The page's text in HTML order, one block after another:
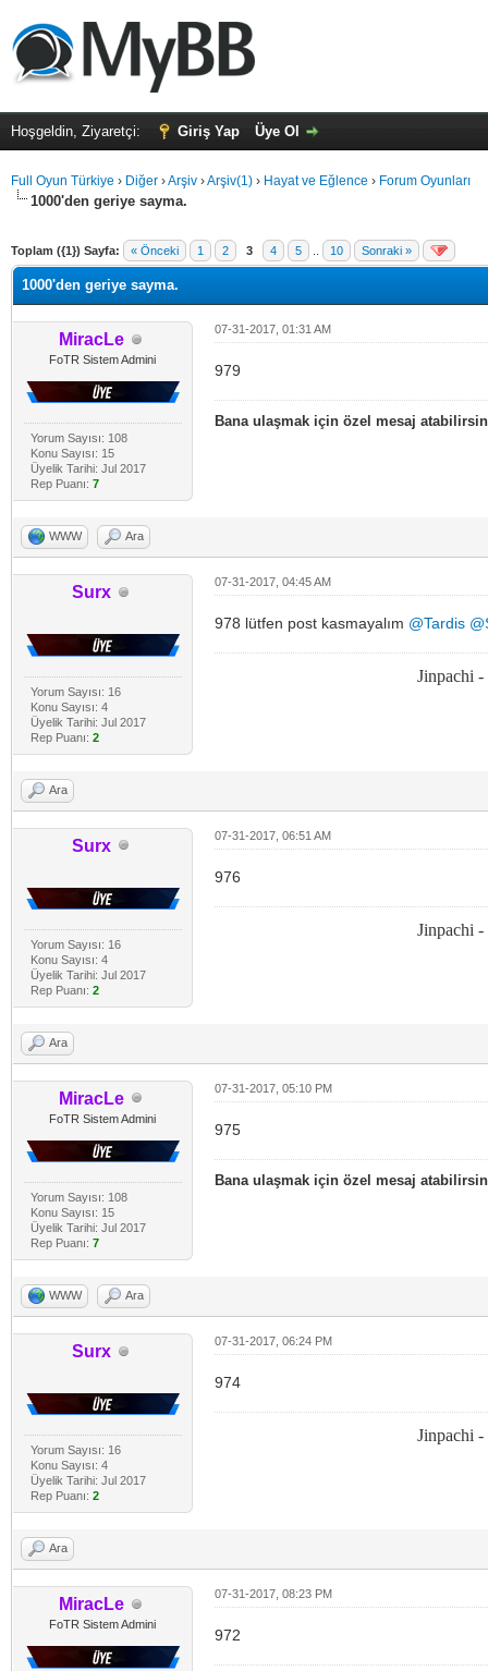
Hoşgeldin, Ziyaretçi: Giriş Yap Üye Ol
Full Oyun Türkiye › Diğer ›Arşiv ›Arşiv(1) › Hayat ve Eğlence › Forum Oyunları
1000'den geriye sayma.
Toplam ({1}) Sayfa: « Önceki 1 2 3 4 5 10 Sonraki »
0
1000'den geriye sayma.
MiracLe
FoTR Sistem Admini
Yorum Sayısı: 108
Konu Sayısı: 15
Üyelik Tarihi: Jul 2017
Rep Puanı: 7
07-31-2017, 01:31 AM
979
Bana ulaşmak için özel mesaj
WWW Ara
Surx
Yorum Sayısı: 16
Konu Sayısı: 4
Üyelik Tarihi: Jul 2017
Rep Puanı: 2
07-31-2017, 04:45 AM
978 lütfen post kasmayalım @Tardis
Jinpachi
Ara
Surx
Yorum Sayısı: 16
Konu Sayısı: 4
Üyelik Tarihi: Jul 2017
Rep Puanı: 2
07-31-2017, 06:51 AM
976
Jinpachi
Ara
MiracLe
FoTR Sistem Admini
Yorum Sayısı: 108
Konu Sayısı: 15
Üyelik Tarihi: Jul 2017
Rep Puanı: 7
07-31-2017, 05:10 PM
975
Bana ulaşmak için özel mesaj
WWW Ara
Surx
Yorum Sayısı: 16
Konu Sayısı: 4
Üyelik Tarihi: Jul 2017
Rep Puanı: 2
07-31-2017, 06:24 PM
974
Jinpachi
Ara
MiracLe
FoTR Sistem Admini
07-31-2017, 08:23 PM
972